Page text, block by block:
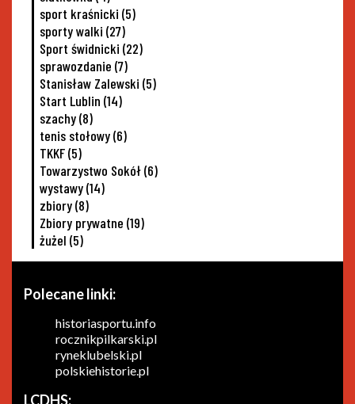
sport kraśnicki (5)
sporty walki (27)
Sport świdnicki (22)
sprawozdanie (7)
Stanisław Zalewski (5)
Start Lublin (14)
szachy(8)
tenis stołowy(6)
TKKF(5)
Towarzystwo Sokół(6)
wystawy(14)
zbiory(8)
Zbiory prywatne (19)
żużel (5)
Polecane linki:
historiasportu.info
rocznikpilkarski.pl
ryneklubelski.pl
polskiehistorie.pl
LCDHS: